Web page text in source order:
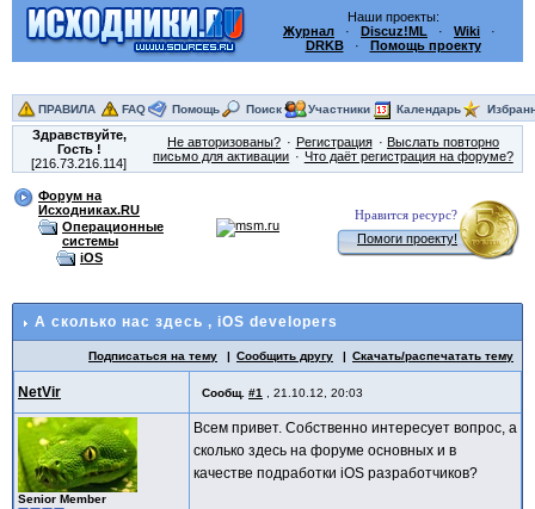
Наши проекты:
Журнал · Discuz!ML · Wiki ·
DRKB· Помощь проекту
ПРАВИЛА FAQ Помощь Поиск Участники Календарь
Здравствуйте,
Гость!
[216.73.216.114]
Не авторизованы? Регистрация
Выслать повторно
письмо для активации
Что даёт регистрация на форуме?
Форум на
Исходниках.RU
Операционные
системы
iOS
Нравится ресурс?
Помоги проекту!
А сколько нас здесь , iOS developers
Подписаться на тему Сообщить другу Скачать/распечатать тему
NetVir Сообщ. #1 21.10.12, 20:03
Senior Member
Всем привет. Собственно интересует вопрос, а
сколько здесь на форуме основных и в
качестве подработки iOS разработчиков?